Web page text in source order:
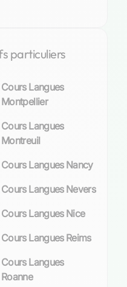
tout leur sens.
à un
accéléré en
imminent
ciblé. À Grenoble,
une offre variée et
qui utilisent leur
élève vers la
particuliers de
cours individuels
particuliers
Cours Langues
Montpellier
Cours Langues
Montreuil
Cours Langues Nancy
Cours Langues Nevers
Cours Langues Nice
Cours Langues Reims
Cours Langues
Roanne